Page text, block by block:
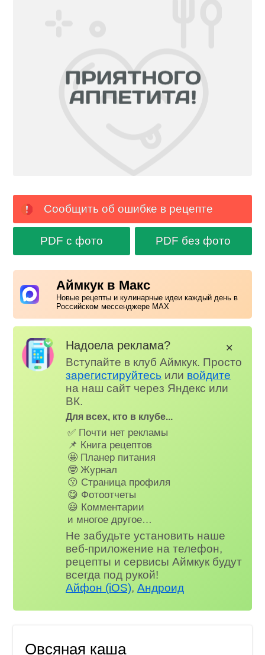
Сообщить об ошибке в рецепте
PDF с фото PDF без фото
Аймкук в Макс
Новые рецепты и кулинарные идеи каждый день в
Российском мессенджере MAX
Надоела реклама?
Вступайте в клуб Аймкук. Просто
зарегистируйтесь или войдите
на наш сайт через Яндекс или
ВК.
Для всех, кто в клубе...
✅ Почти нет рекламы
📌 Книга рецептов
🤩 Планер питания
🤓 Журнал
😗 Страница профиля
😋 Фотоотчеты
😃 Комментарии
и многое другое…
Не забудьте установить наше
веб-приложение на телефон,
рецепты и сервисы Аймкук будут
всегда под рукой!
Айфон (iOS),Андроид
✕
Овсяная каша